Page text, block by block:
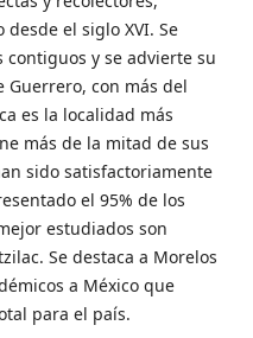
el siglo XVI. Se
y se advierte su
con más del
es la localidad más
más de la mitad de sus
sido satisfactoriamente
el 95% de los
estudiados son
Se destaca a Morelos
a México que
para el país.